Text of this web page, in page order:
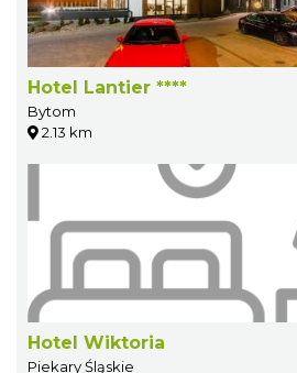
Hotel Lantier ****
Bytom
2.13 km
Hotel Wiktoria
Piekary Śląskie